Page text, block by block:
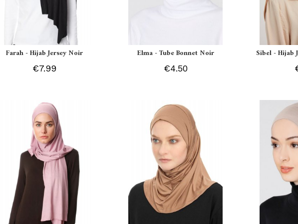
Farah - Hijab Jersey Noir
€7.99
Elma - Tube Bonnet Noir
€4.50
Sibel - Hijab